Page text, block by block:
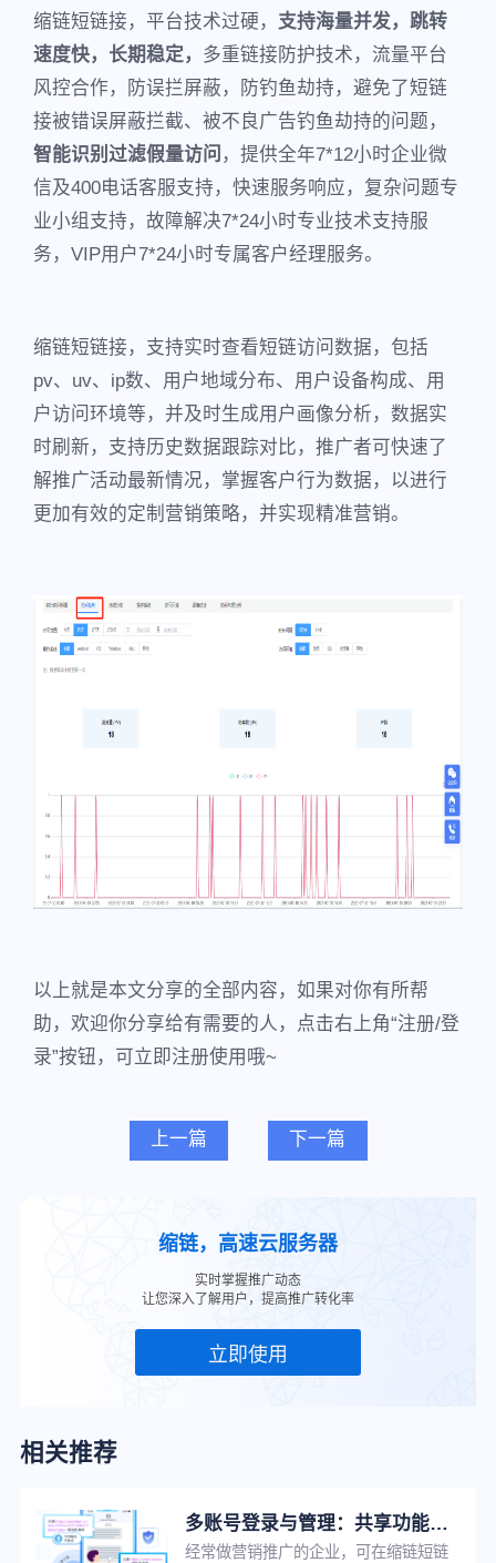
缩链短链接，平台技术过硬， 支持海量并发，跳转
速度快，长期稳定， 多重链接防护技术，流量平台
风控合作，防误拦屏蔽，防钓鱼劫持，避免了短链
接被错误屏蔽拦截、被不良广告钓鱼劫持的问题，
智能识别过滤假量访问 ，提供全年7*12小时企业微
信及400电话客服支持，快速服务响应，复杂问题专
业小组支持，故障解决7*24小时专业技术支持服
务，VIP用户7*24小时专属客户经理服务。
缩链短链接，支持实时查看短链访问数据，包括
pv、uv、ip数、用户地域分布、用户设备构成、用
户访问环境等，并及时生成用户画像分析，数据实
时刷新，支持历史数据跟踪对比，推广者可快速了
解推广活动最新情况，掌握客户行为数据，以进行
更加有效的定制营销策略，并实现精准营销。
以上就是本文分享的全部内容，如果对你有所帮
助，欢迎你分享给有需要的人，点击右上角“注册/登
录”按钮，可立即注册使用哦~
上一篇 下一篇
缩链，高速云服务器
实时掌握推广动态
让您深入了解用户，提高推广转化率
立即使用
相关推荐
多账号登录与管理：共享功能与数据，提升企业工作效率
经常做营销推广的企业，可在缩链短链